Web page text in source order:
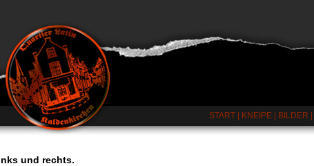
START KNEIPE BILDER
und rechts.